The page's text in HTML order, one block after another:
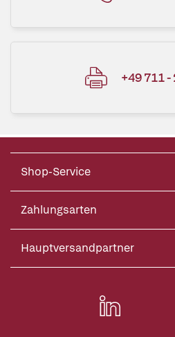
+49 711
Shop-Service
Zahlungsarten
Hauptversandpartner